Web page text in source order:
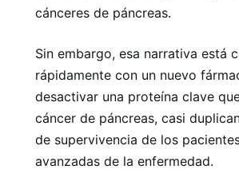
cánceres de páncreas.
Sin embargo, esa narrativa está
rápidamente con un nuevo
desactivar una proteína clave
cáncer de páncreas, casi
de supervivencia de los
avanzadas de la enfermedad.